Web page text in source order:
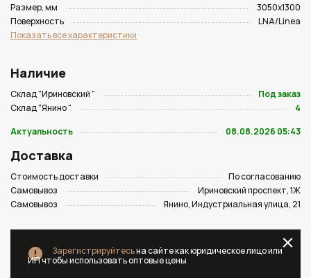
Размер, мм
3050х1300
Поверхность
LNA/Linea
Показать все характеристики
Наличие
Склад "Ириновский "
Под заказ
Склад "Янино "
4
Актуальность
08.08.2026 05:43
Доставка
Стоимость доставки
По согласованию
Самовывоз
Ириновский проспект, 1Ж
Самовывоз
Янино, Индустриальная улица, 21
Зарегистрируйтесьна сайте как юридическое лицо или
ИП чтобы использовать оптовые цены